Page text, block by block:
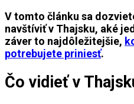
V tomto článku sa
navštíviť v Thajsku, aké
záver to najdôležitejšie,
potrebujete priniesť.
Čo vidieť v